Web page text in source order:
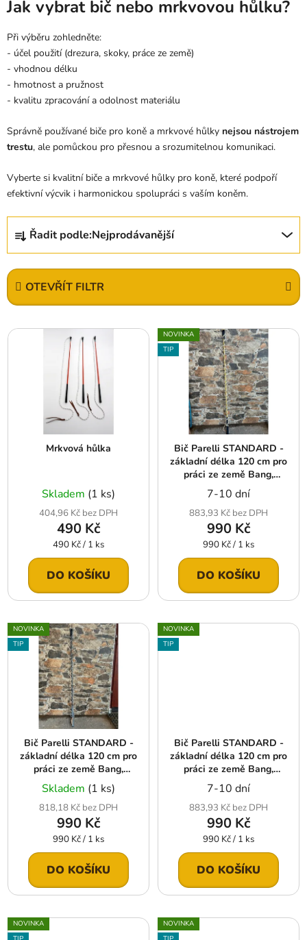
Jak vybrat bič nebo mrkvovou hůlku?
Při výběru zohledněte:
- účel použití (drezura, skoky, práce ze země)
- vhodnou délku
- hmotnost a pružnost
- kvalitu zpracování a odolnost materiálu
Správně používané biče pro koně a mrkvové hůlky nejsou nástrojem
trestu, ale pomůckou pro přesnou a srozumitelnou komunikaci.
Vyberte si kvalitní biče a mrkvové hůlky pro koně, které podpoří
efektivní výcvik i harmonickou spolupráci s vaším koněm.
Ř
z
e
n
p
Řadit podle:Nejprodávanější
OTEVŘÍT FILTR
V
Mrkvová hůlka
Skladem (1 ks)
404,96 Kč bez DPH
490 Kč
Měrná
cena:
490 Kč / 1 ks
DO KOŠÍKU
NOVINKA
TIP
Bič Parelli STANDARD -
základní délka 120 cm pro
práci ze země Bang,
béžová, černá, béžová
7-10 dní
883,93 Kč bez DPH
990 Kč
Měrná
cena:
990 Kč / 1 ks
DO KOŠÍKU
NOVINKA
TIP
Bič Parelli STANDARD -
základní délka 120 cm pro
práci ze země Bang,
kompletně šedá
Skladem (1 ks)
818,18 Kč bez DPH
990 Kč
Měrná
cena:
990 Kč / 1 ks
DO KOŠÍKU
NOVINKA
TIP
Bič Parelli STANDARD -
základní délka 120 cm pro
práci ze země Bang,
kompletně černá
7-10 dní
883,93 Kč bez DPH
990 Kč
Měrná
cena:
990 Kč / 1 ks
DO KOŠÍKU
NOVINKA
NOVINKA